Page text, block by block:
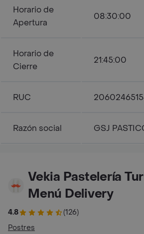
Horario de
Apertura
08:30:00
Horario de
Cierre
21:45:00
RUC
Razón social GSJ
Vekia Pastelería
Menú Delivery
4.8
(126)
Postres